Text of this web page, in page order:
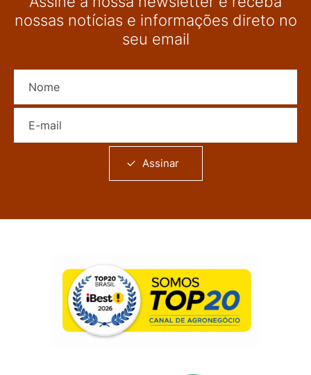
nossas notícias e informações direto no
seu email
Assinar